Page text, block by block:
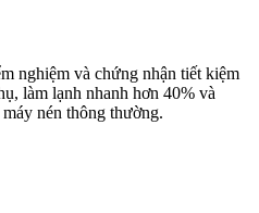
nghiệm và chứng nhận tiết kiệm
làm lạnh nhanh hơn 40% và
nén thông thường.